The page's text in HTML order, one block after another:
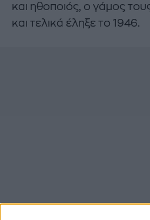
και ηθοποιός, ο γάμος
και τελικά έληξε το 1946.